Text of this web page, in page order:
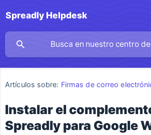
Spreadly Helpdesk
Artículos sobre: Firmas de correo
Instalar el
Spreadly para Google